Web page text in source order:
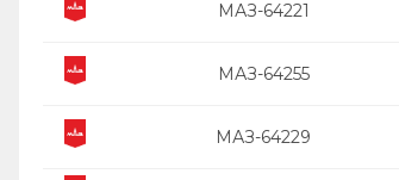
МАЗ-64221
МАЗ-64255
МАЗ-64229